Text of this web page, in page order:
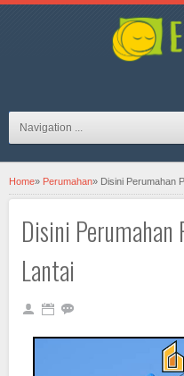
Navigation ...
Home» Perumahan» Disini Perumahan
Disini
Lantai